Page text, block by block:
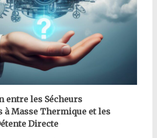
entre les Sécheurs
Masse Thermique et les
Directe